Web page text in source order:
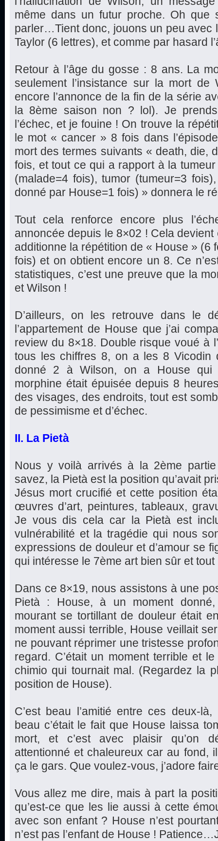
même dans un futur proche. Oh
parler…Tient donc, jouons un peu avec
Taylor (6 lettres), et comme par hasard
Retour à l’âge du gosse : 8 ans. La
seulement l’insistance sur la mort de
encore l’annonce de la fin de la série
la 8ème saison non ? lol). Je
l’échec, et je fouine ! On trouve la
le mot « cancer » 8 fois dans
mort des termes suivants « death, die,
fois, et tout ce qui a rapport à la
(malade=4 fois), tumor (tumeur=3
donné par House=1 fois) » donnera le
Tout cela renforce encore plus
annoncée depuis le 8×02 ! Cela
additionne la répétition de « House » (6
fois) et on obtient encore un 8. Ce
statistiques, c’est une preuve que la
et Wilson !
D’ailleurs, on les retrouve dans le
l’appartement de House que j’ai
review du 8×18. Double risque voué à
tous les chiffres 8, on a les 8 Vicodin
donné 2 à Wilson, on a House qui
morphine était épuisée depuis 8
des visages, des endroits, tout est
de pessimisme et d’échec.
II. La Pietà
Nous y voilà arrivés à la 2ème
savez, la Pietà est la position qu’avait
Jésus mort crucifié et cette position
œuvres d’art, peintures, tableaux,
Je vous dis cela car la Pietà est
vulnérabilité et la tragédie qui nous
expressions de douleur et d’amour se
qui intéresse le 7ème art bien sûr et
Dans ce 8×19, nous assistons à une
Pietà : House, à un moment
mourant se tortillant de douleur était
moment aussi terrible, House veillait
ne pouvant réprimer une tristesse
regard. C’était un moment terrible et
chimio qui tournait mal. (Regardez la
position de House).
C’est beau l’amitié entre ces deux-
beau c’était le fait que House laissa
mort, et c’est avec plaisir qu’on
attentionné et chaleureux car au fond,
ça le gars. Que voulez-vous, j’adore
Vous allez me dire, mais à part la
qu’est-ce que les lie aussi à cette
avec son enfant ? House n’est
n’est pas l’enfant de House !